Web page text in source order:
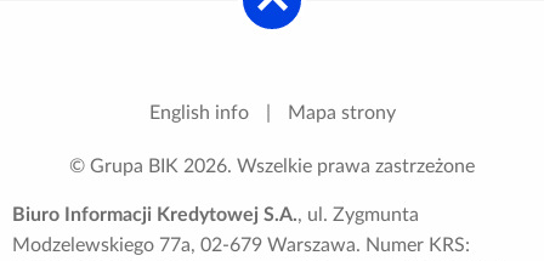
English info Mapa strony
© Grupa BIK 2026. Wszelkie prawa zastrzeżone
Biuro Informacji Kredytowej S.A., ul. Zygmunta
Modzelewskiego 77a, 02-679 Warszawa. Numer KRS: